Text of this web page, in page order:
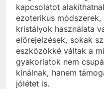
kapcsolatot
ezoterikus
kristályok használata
előrejelzések, sokak
eszközökké váltak a
gyakorlatok nem
kínálnak, hanem
jólétet is.